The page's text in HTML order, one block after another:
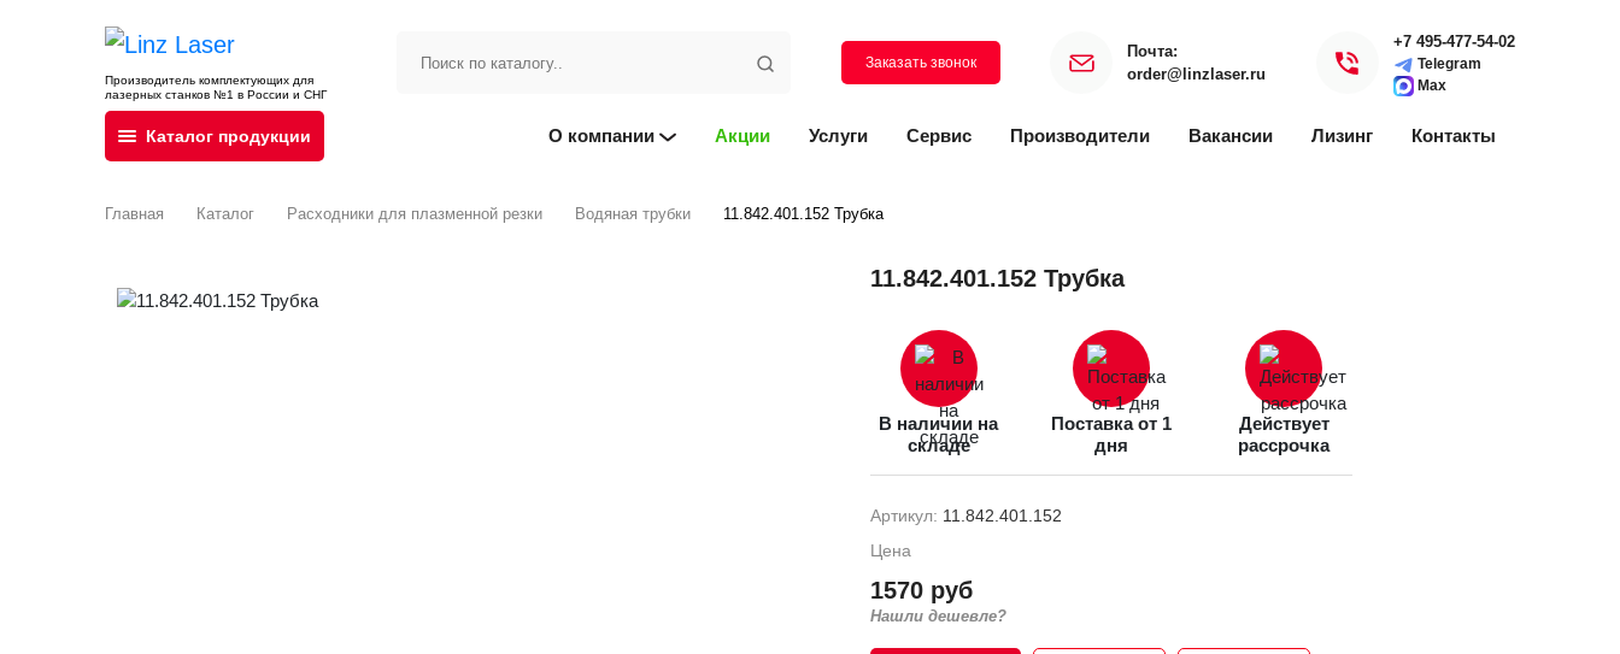
Производитель комплектующих для
лазерных станков №1 в России и СНГ
Заказать звонок
Почта:
order@linzlaser.ru
+7 495-477-54-02
Telegram
Max
Каталог продукции О компании Акции Услуги Сервис Производители Вакансии Лизинг Контакты
Главная Каталог Расходники для плазменной резки Водяная трубки 11.842.401.152 Трубка
11.842.401.152 Трубка
В наличии на
складе
Поставка от 1
дня
Действует
рассрочка
Артикул: 11.842.401.152
Цена
1570 руб
Нашли дешевле?